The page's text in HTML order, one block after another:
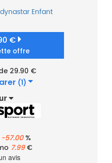
Enfant
€
offre
29.90 €
(1)
-57.00%
7.99€
avis